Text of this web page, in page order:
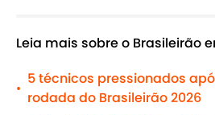
Leia mais sobre o Brasileirão
•
5 técnicos pressionados
rodada do Brasileirão 2026